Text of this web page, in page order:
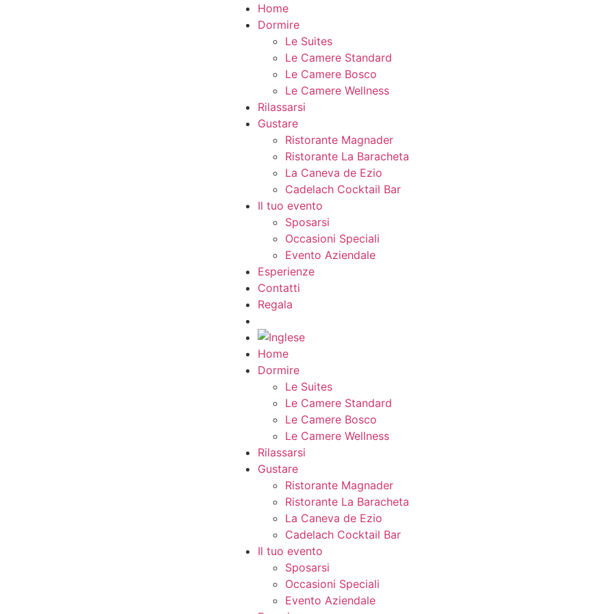
Home
Dormire
Le Suites
Le Camere Standard
Le Camere Bosco
Le Camere Wellness
Rilassarsi
Gustare
Ristorante Magnader
Ristorante La Baracheta
La Caneva de Ezio
Cadelach Cocktail Bar
Il tuo evento
Sposarsi
Occasioni Speciali
Evento Aziendale
Esperienze
Contatti
Regala
Home
Dormire
Le Suites
Le Camere Standard
Le Camere Bosco
Le Camere Wellness
Rilassarsi
Gustare
Ristorante Magnader
Ristorante La Baracheta
La Caneva de Ezio
Cadelach Cocktail Bar
Il tuo evento
Sposarsi
Occasioni Speciali
Evento Aziendale